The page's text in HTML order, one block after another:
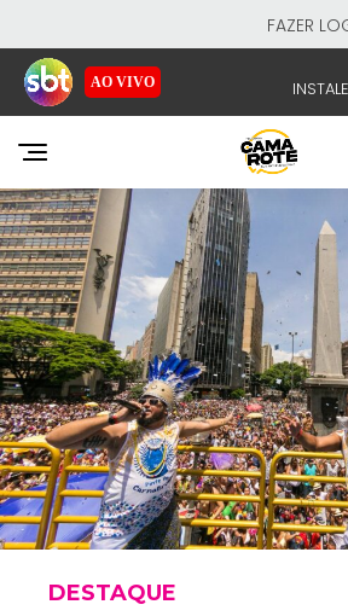
FAZER
AO VIVO
EMISSORAS
NOSSAS REDES
SBT- SISTEMA BRASILEIRO DE
DESTAQUE